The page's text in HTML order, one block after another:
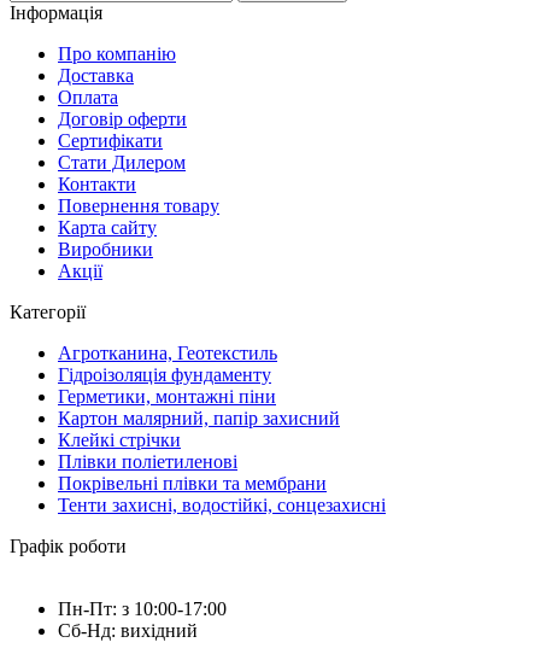
Інформація
Про компанію
Доставка
Оплата
Договір оферти
Сертифікати
Стати Дилером
Контакти
Повернення товару
Карта сайту
Виробники
Акції
Категорії
Агротканина, Геотекстиль
Гідроізоляція фундаменту
Герметики, монтажні піни
Картон малярний, папір захисний
Клейкі стрічки
Плівки поліетиленові
Покрівельні плівки та мембрани
Тенти захисні, водостійкі, сонцезахисні
Графік роботи
Пн-Пт: з 10:00-17:00
Сб-Нд: вихідний